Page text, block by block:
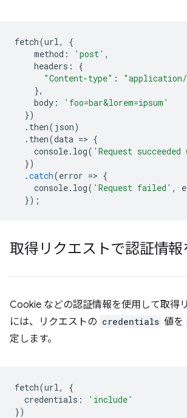
fetch(url,
{
method : 'post' ,
headers :
{
"Content-type" :
"application/
},
body :
'foo=bar&lorem=ipsum'
})
. then( json)
. then(data => {
console. log( 'Request
})
.catch(error => {
console. log( 'Request failed' ,
});
取得リクエストで認証情報
Cookie などの認証情報を使用して取得
には、リクエストの credentials 値を
定します。
fetch(url,
{
credentials :
'include'
})